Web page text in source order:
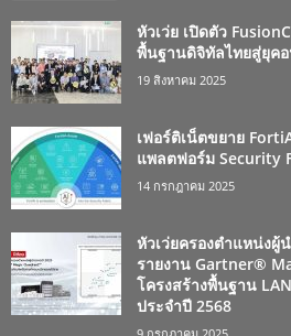
หัวเว่ย เปิดตัว
พื้นฐานดิจิทัลไทยสู่ยุค
19 สิงหาคม 2025
เฟอร์ติเน็ตขยาย
แพลตฟอร์ม Security
14 กรกฎาคม 2025
หัวเว่ยครองตำแหน่ง
รายงาน Gartner®
โครงสร้างพื้นฐาน
ประจำปี 2568